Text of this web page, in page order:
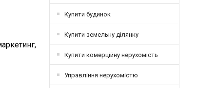
Купити будинок
Купити земельну ділянку
Купити комерційну нерухомість
Управління нерухомістю